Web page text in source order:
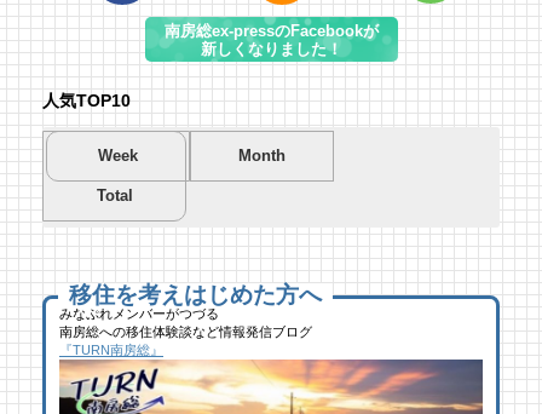
南房総ex-pressのFacebookが
新しくなりました！
人気TOP10
Week Month
Total
夏を先取り！プールに行こう！
南房総市千倉B&G海洋センター
53 views|byTsuno
館山にオープン！地域の素材からはじめる物
作り工房
27 views
|by なべたゆかり
夏を先取り！プールに行こう！
南房総市千倉B&G海洋センター
215 views|byTsuno
ブルーベリー狩りに行ってきた！「コロコロ
農園 庄兵衛」千倉町
111 views
|by 原みりか
海遊び＆キャンプするならココ！南房総のお
すすめキャンプ場まとめ【2】
40,699 views|by南 芙蓉
似顔絵ケーキに感動！館山のケーキ屋さん
「プチ アンジュ」
17,150 views| by福美
移住を考えはじめた方へ
みなぷれメンバーがつづる
南房総への移住体験談など情報発信ブログ
『TURN南房総』